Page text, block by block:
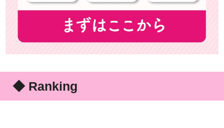
◆ Ranking